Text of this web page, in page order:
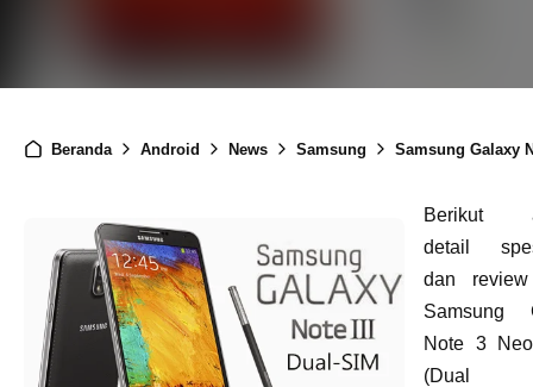
Beranda Android News Samsung Samsung Galaxy Note 3 Neo Duos Full
Berikut
detail
dan
Samsung
Note 3
(Dual